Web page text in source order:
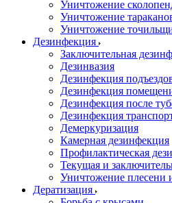
Уничтожение
Уничтожение
Уничтожение
Дезинфекция
Заключительная
Дезинвазия
Дезинфекция
Дезинфекция
Дезинфекция после
Дезинфекция
Демеркуризация
Камерная дезинфекция
Профилактическая
Текущая и
Уничтожение плесени
Дератизация